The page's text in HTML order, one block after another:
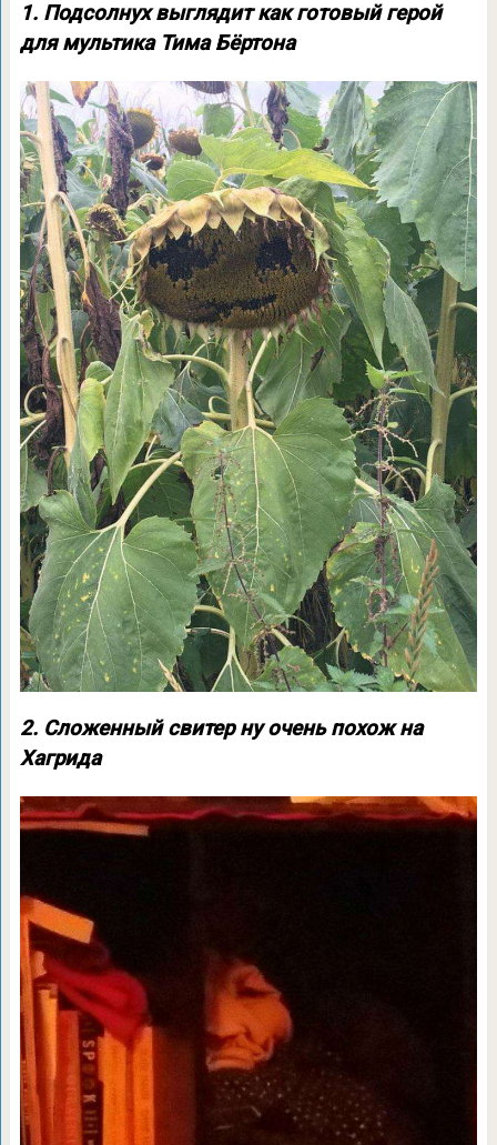
1. Подсолнух выглядит как готовый герой
для мультика Тима Бёртона
2. Сложенный свитер ну очень похож на
Хагрида